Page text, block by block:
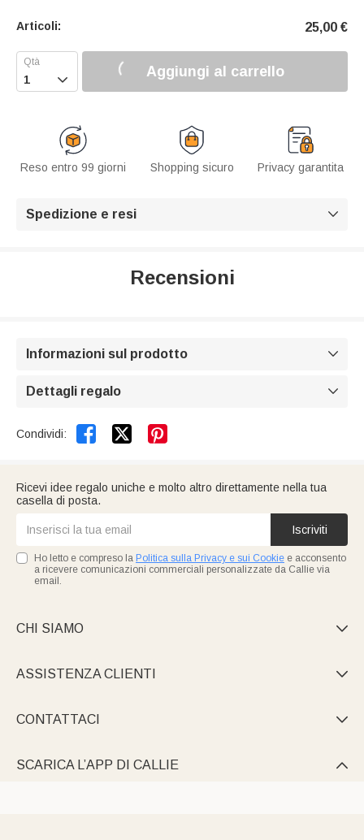
Articoli: 25,00 €
 Aggiungi al carrello
Reso entro 99 giorni Shopping sicuro Privacy garantita
Spedizione e resi 
Recensioni
Informazioni sul prodotto 
Dettagli regalo 
Condividi:  
Ricevi idee regalo uniche e molto altro direttamente nella tua
casella di posta.
Iscriviti
Ho letto e compreso la Politica sulla Privacy e sui Cookie e acconsento
a ricevere comunicazioni commerciali personalizzate da Callie via
email.
CHI SIAMO 
ASSISTENZA CLIENTI 
CONTATTACI 
SCARICA L’APP DI CALLIE 